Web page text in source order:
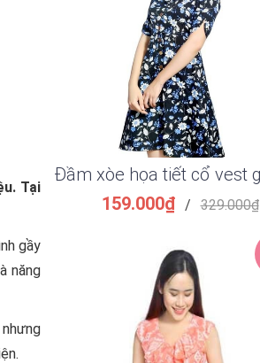
Tại
gầy
năng
nhưng
159.000₫ / 329.000₫